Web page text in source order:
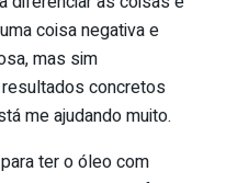
coisa negativa e
mas sim
concretos
me ajudando muito.
ter o óleo com